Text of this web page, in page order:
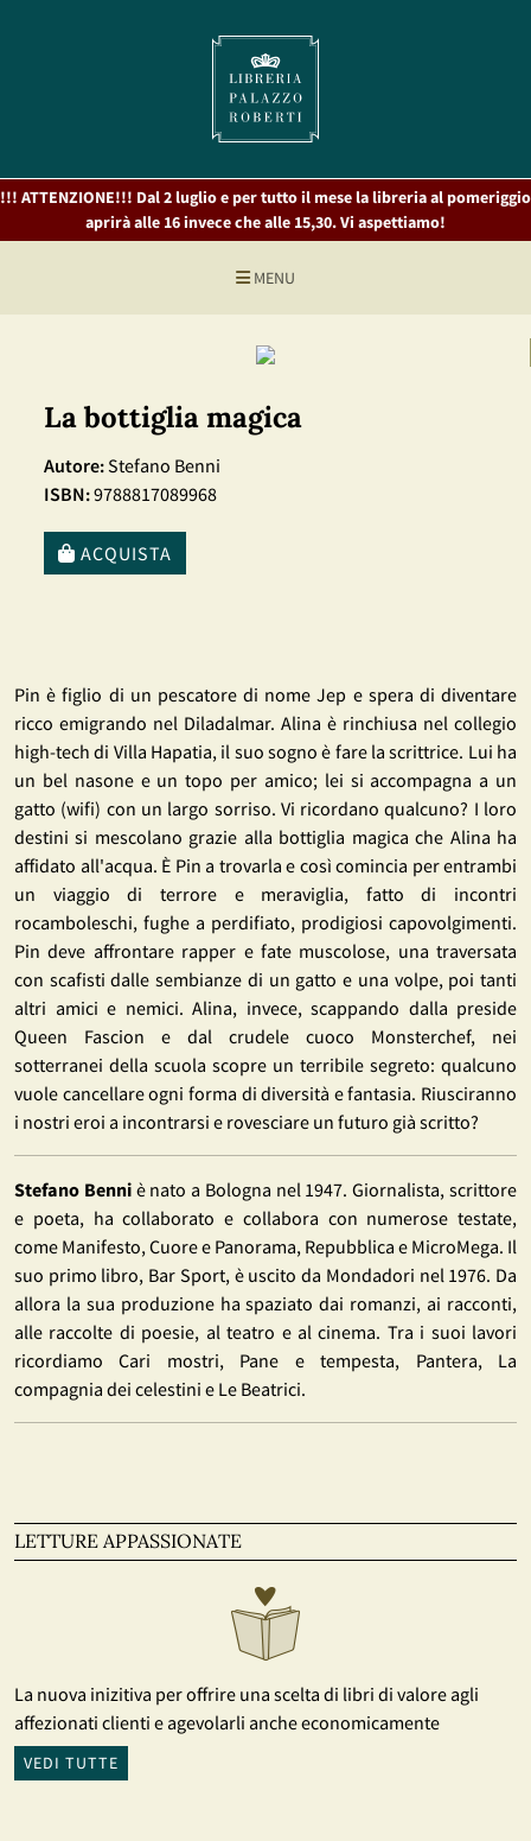
!!! ATTENZIONE!!! Dal 2 luglio e per tutto il mese la libreria al pomeriggio
aprirà alle 16 invece che alle 15,30. Vi aspettiamo!
MENU
La bottiglia magica
Autore:Stefano Benni
ISBN:9788817089968
ACQUISTA
Pin è figlio di un pescatore di nome Jep e spera di diventare
ricco emigrando nel Diladalmar. Alina è rinchiusa nel collegio
high-tech di Villa Hapatia, il suo sogno è fare la scrittrice. Lui ha
un bel nasone e un topo per amico; lei si accompagna a un
gatto (wifi) con un largo sorriso. Vi ricordano qualcuno? I loro
destini si mescolano grazie alla bottiglia magica che Alina ha
affidato all'acqua. È Pin a trovarla e così comincia per entrambi
un viaggio di terrore e meraviglia, fatto di incontri
rocamboleschi, fughe a perdifiato, prodigiosi capovolgimenti.
Pin deve affrontare rapper e fate muscolose, una traversata
con scafisti dalle sembianze di un gatto e una volpe, poi tanti
altri amici e nemici. Alina, invece, scappando dalla preside
Queen Fascion e dal crudele cuoco Monsterchef, nei
sotterranei della scuola scopre un terribile segreto: qualcuno
vuole cancellare ogni forma di diversità e fantasia. Riusciranno
i nostri eroi a incontrarsi e rovesciare un futuro già scritto?
Stefano Benni è nato a Bologna nel 1947. Giornalista, scrittore
e poeta, ha collaborato e collabora con numerose testate,
come Manifesto, Cuore e Panorama, Repubblica e MicroMega. Il
suo primo libro, Bar Sport, è uscito da Mondadori nel 1976. Da
allora la sua produzione ha spaziato dai romanzi, ai racconti,
alle raccolte di poesie, al teatro e al cinema. Tra i suoi lavori
ricordiamo Cari mostri, Pane e tempesta, Pantera, La
compagnia dei celestini e Le Beatrici.
LETTURE APPASSIONATE
La nuova inizitiva per offrire una scelta di libri di valore agli
affezionati clienti e agevolarli anche economicamente
VEDI TUTTE